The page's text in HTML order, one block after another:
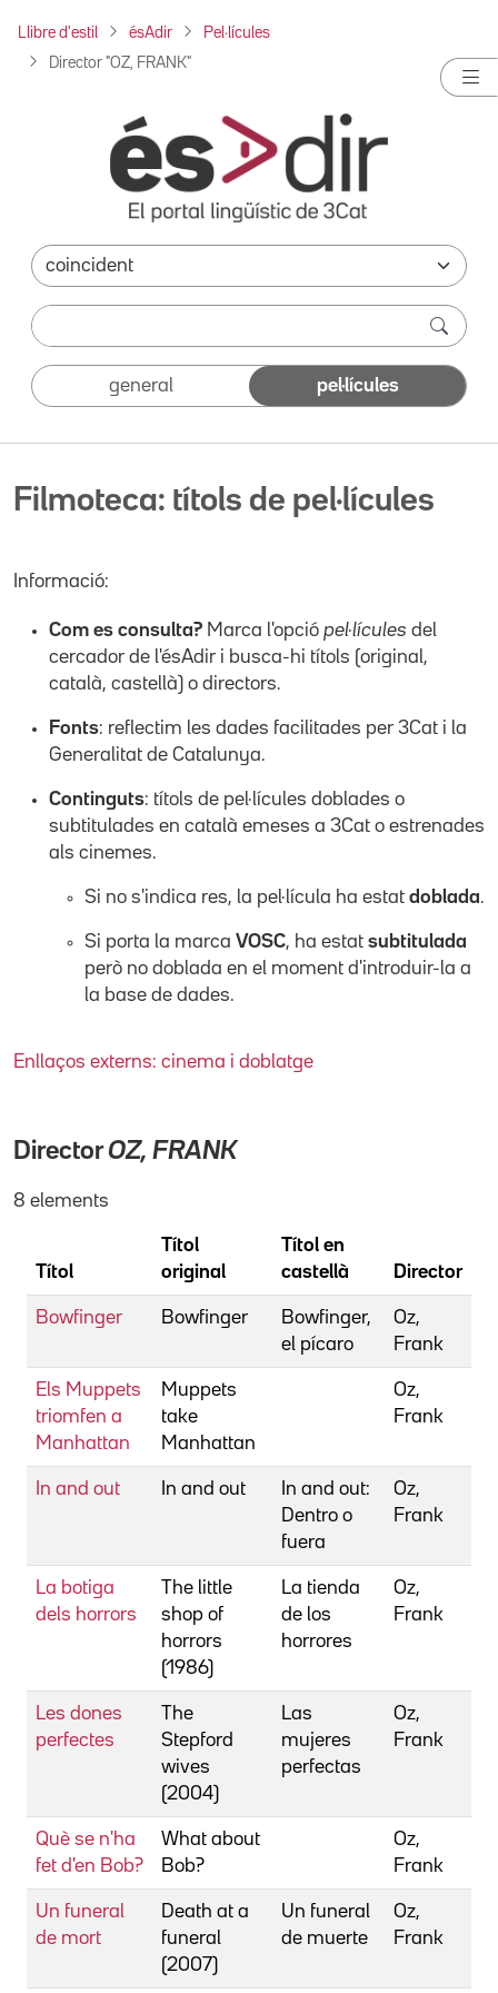
Llibre d'estil ésAdir Pel·lícules
Director "OZ, FRANK"
general pel·lícules
Filmoteca: títols de pel·lícules
Informació:
Com es consulta? Marca l'opció pel·lícules del
cercador de l'ésAdir i busca-hi títols (original,
català, castellà) o directors.
Fonts: reflectim les dades facilitades per 3Cat i la
Generalitat de Catalunya.
Continguts: títols de pel·lícules doblades o
subtitulades en català emeses a 3Cat o estrenades
als cinemes.
Si no s'indica res, la pel·lícula ha estat doblada.
Si porta la marca VOSC, ha estat subtitulada
però no doblada en el moment d'introduir-la a
la base de dades.
Enllaços externs: cinema i doblatge
DirectorOZ, FRANK
8 elements
Títol
Títol
original
Títol en
castellà
Director
Bowfinger Bowfinger
Bowfinger,
el pícaro
Oz,
Frank
Els Muppets
triomfen a
Manhattan
Muppets
take
Manhattan
Oz,
Frank
In and out In and out
In and out:
Dentro o
fuera
Oz,
Frank
La botiga
dels horrors
The little
shop of
horrors
(1986)
La tienda
de los
horrores
Oz,
Frank
Les dones
perfectes
The
Stepford
wives
(2004)
Las
mujeres
perfectas
Oz,
Frank
Què se n'ha
fet d'en Bob?
What about
Bob?
Oz,
Frank
Un funeral
de mort
Death at a
funeral
(2007)
Un funeral
de muerte
Oz,
Frank